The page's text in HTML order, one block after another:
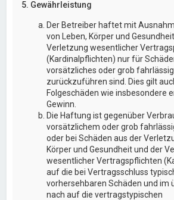
5. Gewährleistung
Der Betreiber haftet mit
von Leben, Körper und
Verletzung wesentlicher
(Kardinalpflichten) nur für
vorsätzliches oder grob
zurückzuführen sind. Dies gilt
Folgeschäden wie insbesondere
Gewinn.
Die Haftung ist gegenüber
vorsätzlichem oder grob
oder bei Schäden aus der
Körper und Gesundheit und der
wesentlicher Vertragspflichten
auf die bei Vertragsschluss
vorhersehbaren Schäden und im
nach auf die vertragstypischen